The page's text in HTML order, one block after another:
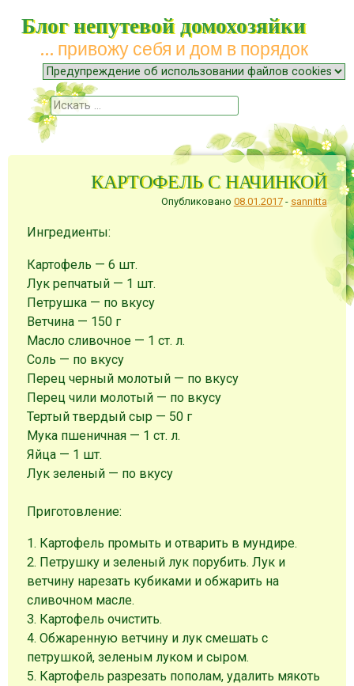
Блог непутевой домохозяйки
… привожу себя и дом в порядок
Меню
Наверх
Поиск
КАРТОФЕЛЬ С НАЧИНКОЙ
Опубликовано 08.01.2017- sannitta
Ингредиенты:
Картофель — 6 шт.
Лук репчатый — 1 шт.
Петрушкa — по вкусу
Ветчина — 150 г
Масло сливочное — 1 ст. л.
Соль — по вкусу
Перец черный молотый — по вкусу
Перец чили молотый — по вкусу
Тертый твердый сыр — 50 г
Мукa пшеничная — 1 ст. л.
Яйца — 1 шт.
Лук зелeный — по вкусу
Приготовление:
1. Картофель промыть и отварить в мундире.
2. Петрушку и зеленый лук порубить. Лук и
ветчину нарезать кубиками и обжарить на
сливочном масле.
3. Картофель очистить.
4. Обжаренную ветчину и лук смешать с
петрушкой, зеленым луком и сыром.
5. Картофель разрезать пополам, удалить мякоть